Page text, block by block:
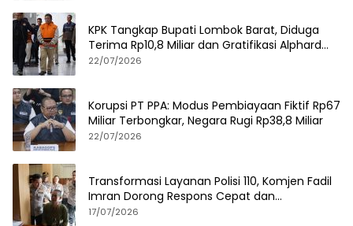
KPK Tangkap Bupati Lombok Barat, Diduga
Terima Rp10,8 Miliar dan Gratifikasi Alphard
hingga iPhone 17 Pro
22/07/2026
Korupsi PT PPA: Modus Pembiayaan Fiktif Rp67
Miliar Terbongkar, Negara Rugi Rp38,8 Miliar
22/07/2026
Transformasi Layanan Polisi 110, Komjen Fadil
Imran Dorong Respons Cepat dan
Terintegrasi
17/07/2026